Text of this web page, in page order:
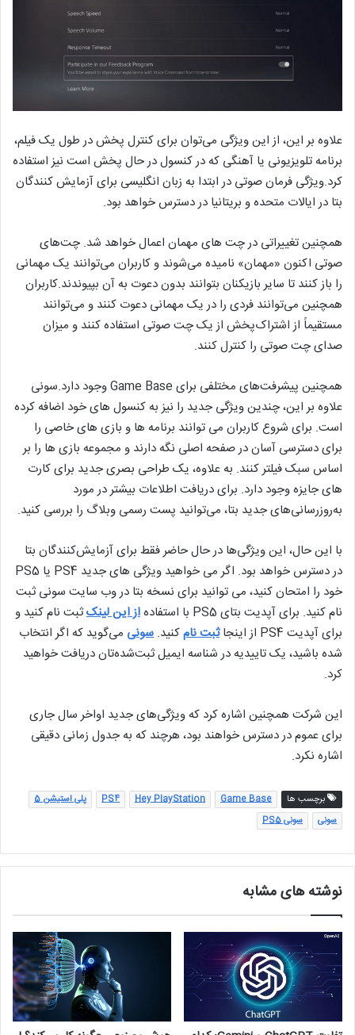
علاوه بر این، از این ویژگی می‌توان برای کنترل پخش در طول یک فیلم،
برنامه تلویزیونی یا آهنگی که در کنسول در حال پخش است نیز استفاده
کرد.ویژگی فرمان صوتی در ابتدا به زبان انگلیسی برای آزمایش کنندگان
بتا در ایالات متحده و بریتانیا در دسترس خواهد بود.
همچنین تغییراتی در چت های مهمان اعمال خواهد شد. چت‌های
صوتی اکنون «مهمان» نامیده می‌شوند و کاربران می‌توانند یک مهمانی
را باز کنند تا سایر بازیکنان بتوانند بدون دعوت به آن بپیوندند.کاربران
همچنین می‌توانند فردی را در یک مهمانی دعوت کنند و می‌توانند
مستقیماً از اشتراک‌پخش از یک چت صوتی استفاده کنند و میزان
صدای چت صوتی را کنترل کنند.
همچنین پیشرفت‌های مختلفی برای Game Base وجود دارد.سونی
علاوه بر این، چندین ویژگی جدید را نیز به کنسول های خود اضافه کرده
است. برای شروع کاربران می توانند برنامه ها و بازی های خاصی را
برای دسترسی آسان در صفحه اصلی نگه دارند و مجموعه بازی ها را بر
اساس سبک فیلتر کنند. به علاوه، یک طراحی بصری جدید برای کارت
های جایزه وجود دارد. برای دریافت اطلاعات بیشتر در مورد
به‌روزرسانی‌های جدید بتا، می‌توانید پست رسمی وبلاگ را بررسی کنید.
با این حال، این ویژگی‌ها در حال حاضر فقط برای آزمایش‌کنندگان بتا
در دسترس خواهد بود. اگر می خواهید ویژگی های جدید PS4 یا PS5
خود را امتحان کنید، می توانید برای نسخه بتا در وب سایت سونی ثبت
نام کنید. برای آپدیت بتای PS5 با استفاده
از این لینکثبت نام کنید و
برای آپدیت PS4 از اینجا
ثبت نامکنید. سونی می‌گوید که اگر انتخاب
شده باشید، یک تاییدیه در شناسه ایمیل ثبت‌شده‌تان دریافت خواهید
کرد.
این شرکت همچنین اشاره کرد که ویژگی‌های جدید اواخر سال جاری
برای عموم در دسترس خواهند بود، هرچند که به جدول زمانی دقیقی
اشاره نکرد.
برچسب ها Game Base
Hey PlayStation
PS4
پلی استیشن 5
سونی
سونی PS5
نوشته های مشابه